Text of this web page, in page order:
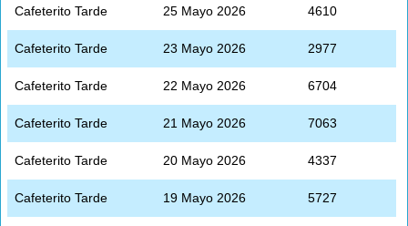
Cafeterito Tarde 25 Mayo 2026 4610
Cafeterito Tarde 23 Mayo 2026 2977
Cafeterito Tarde 22 Mayo 2026 6704
Cafeterito Tarde 21 Mayo 2026 7063
Cafeterito Tarde 20 Mayo 2026 4337
Cafeterito Tarde 19 Mayo 2026 5727